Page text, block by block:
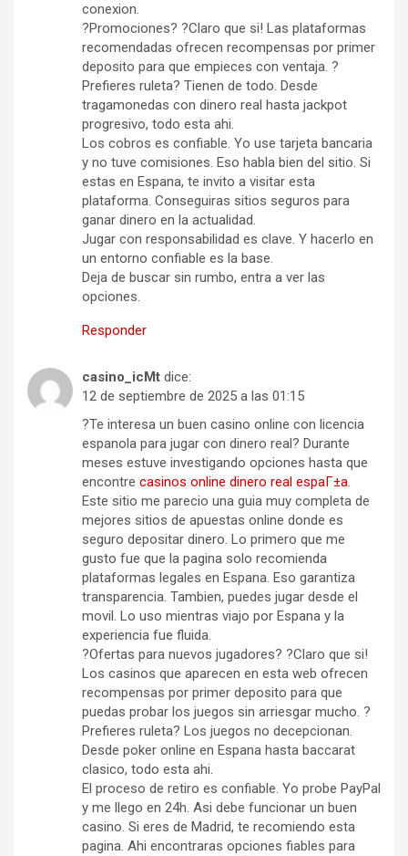
conexion.
?Promociones? ?Claro que si! Las plataformas
recomendadas ofrecen recompensas por primer
deposito para que empieces con ventaja. ?
Prefieres ruleta? Tienen de todo. Desde
tragamonedas con dinero real hasta jackpot
progresivo, todo esta ahi.
Los cobros es confiable. Yo use tarjeta bancaria
y no tuve comisiones. Eso habla bien del sitio. Si
estas en Espana, te invito a visitar esta
plataforma. Conseguiras sitios seguros para
ganar dinero en la actualidad.
Jugar con responsabilidad es clave. Y hacerlo en
un entorno confiable es la base.
Deja de buscar sin rumbo, entra a ver las
opciones.
Responder
casino_icMt dice:
12 de septiembre de 2025 a las 01:15
?Te interesa un buen casino online con licencia
espanola para jugar con dinero real? Durante
meses estuve investigando opciones hasta que
encontre casinos online dinero real espaГ±a.
Este sitio me parecio una guia muy completa de
mejores sitios de apuestas online donde es
seguro depositar dinero. Lo primero que me
gusto fue que la pagina solo recomienda
plataformas legales en Espana. Eso garantiza
transparencia. Tambien, puedes jugar desde el
movil. Lo uso mientras viajo por Espana y la
experiencia fue fluida.
?Ofertas para nuevos jugadores? ?Claro que si!
Los casinos que aparecen en esta web ofrecen
recompensas por primer deposito para que
puedas probar los juegos sin arriesgar mucho. ?
Prefieres ruleta? Los juegos no decepcionan.
Desde poker online en Espana hasta baccarat
clasico, todo esta ahi.
El proceso de retiro es confiable. Yo probe PayPal
y me llego en 24h. Asi debe funcionar un buen
casino. Si eres de Madrid, te recomiendo esta
pagina. Ahi encontraras opciones fiables para